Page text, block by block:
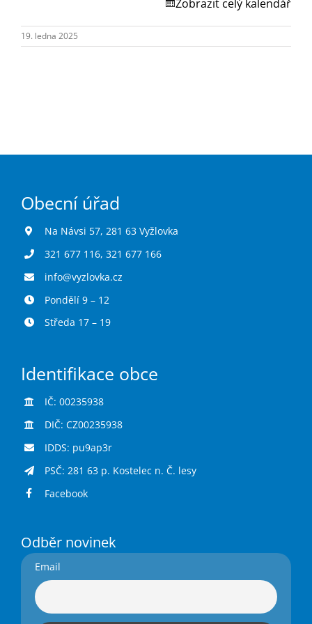
Turistika
Koupaliště
Zobrazit celý kalendář
19. ledna 2025
Obecní úřad
Na Návsi 57, 281 63 Vyžlovka
321 677 116, 321 677 166
info@vyzlovka.cz
Pondělí 9 – 12
Středa 17 – 19
Identifikace obce
IČ: 00235938
DIČ: CZ00235938
IDDS: pu9ap3r
PSČ: 281 63 p. Kostelec n. Č. lesy
Facebook
Odběr novinek
Email